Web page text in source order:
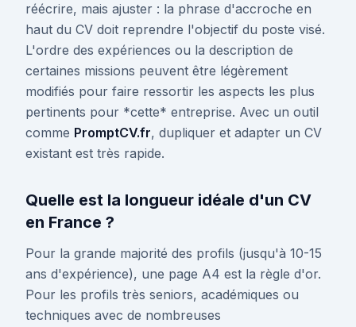
réécrire, mais ajuster : la phrase d'accroche en
haut du CV doit reprendre l'objectif du poste visé.
L'ordre des expériences ou la description de
certaines missions peuvent être légèrement
modifiés pour faire ressortir les aspects les plus
pertinents pour *cette* entreprise. Avec un outil
comme PromptCV.fr, dupliquer et adapter un CV
existant est très rapide.
Quelle est la longueur idéale d'un CV
en France ?
Pour la grande majorité des profils (jusqu'à 10-15
ans d'expérience), une page A4 est la règle d'or.
Pour les profils très seniors, académiques ou
techniques avec de nombreuses